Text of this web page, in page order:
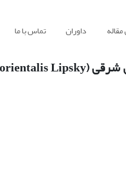
داوران تماس با ما